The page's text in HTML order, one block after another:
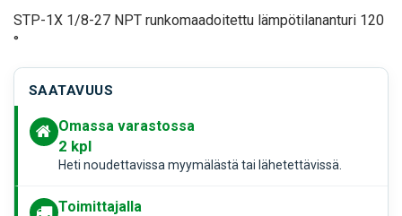
STP-1X 1/8-27 NPT runkomaadoitettu lämpötilananturi 120
°
SAATAVUUS
Omassa varastossa
2 kpl
Heti noudettavissa myymälästä tai lähetettävissä.
Toimittajalla